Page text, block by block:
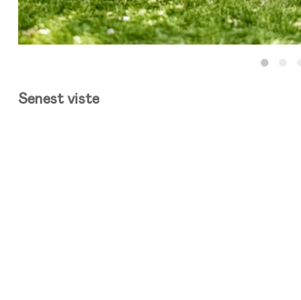
Senest viste